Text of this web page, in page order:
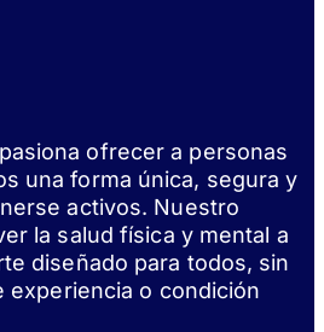
ofrecer a personas
una forma única, segura y
activos. Nuestro
la salud física y mental a
diseñado para todos, sin
experiencia o condición